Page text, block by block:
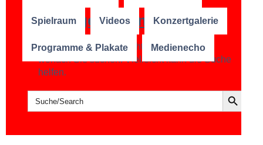
Spielraum Videos Konzertgalerie
Programme & Plakate Medienecho
Nichts gefunden?
Es scheint, dass wir nicht finden können,
wonach Sie suchen. Vielleicht kann die Suche
helfen.
Search
for:
Search Button